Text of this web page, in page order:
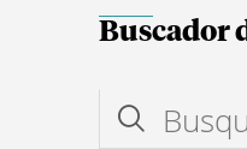
Buscador